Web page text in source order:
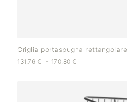
Griglia portaspugna
131,76 € - 170,80€